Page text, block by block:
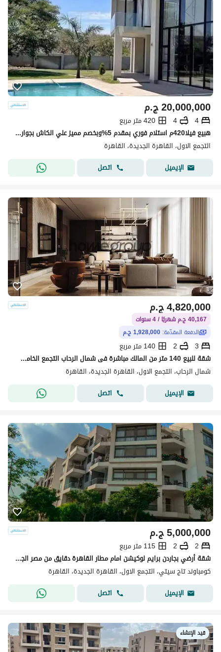
ج.م20,000,000
4
4
420 متر مربع
هبيع فيلا420م استلام فوري بمقدم 5%وبخصم مميز علي الكاش بجوار فندق توليب باق
التجمع الاول، القاهرة الجديدة، القاهرة
الإيميل
اتصل
ج.م4,820,000
40,167 ج.م شهريًا / 4 سنوات
الدفعة المقدّمة: 1,928,000 ج.م
3
2
140 متر مربع
شقة للبيع 140 متر من المالك مباشرة فى شمال الرحاب التجمع الخامس استلام فورى
شمال الرحاب، التجمع الاول، القاهرة الجديدة، القاهرة
الإيميل
اتصل
ج.م5,000,000
2
2
115 متر مربع
شقة أرضي بجاردن برايم لوكيشن امام مطار القاهرة دقايق من مصر الجديدة بفيو لاندسكيب بحري بالكامل
كومباوند تاج سيتي، التجمع الاول، القاهرة الجديدة، القاهرة
الإيميل
اتصل
قيد الإنشاء